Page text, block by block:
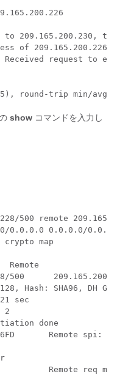
to 209.165.200.230,
of 209.165.200.226
Received
show コマンドを入力し
500 remote
0.0.0.0 0.0.0.0/
crypto map
Remote
Hash: SHA96, DH
sec
2
done
Remote spi:
Remote req